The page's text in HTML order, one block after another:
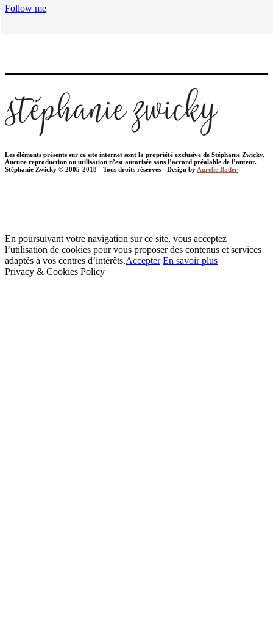
Follow me
Les éléments présents sur ce site internet sont la propriété exclusive de Stéphanie Zwicky.
Aucune reproduction ou utilisation n’est autorisée sans l’accord préalable de l’auteur.
Stéphanie Zwicky © 2005-2018 - Tous droits réservés - Design by Aurélie Bader
En poursuivant votre navigation sur ce site, vous acceptez
l’utilisation de cookies pour vous proposer des contenus et services
adaptés à vos centres d’intérêts.Accepter En savoir plus
Privacy & Cookies Policy